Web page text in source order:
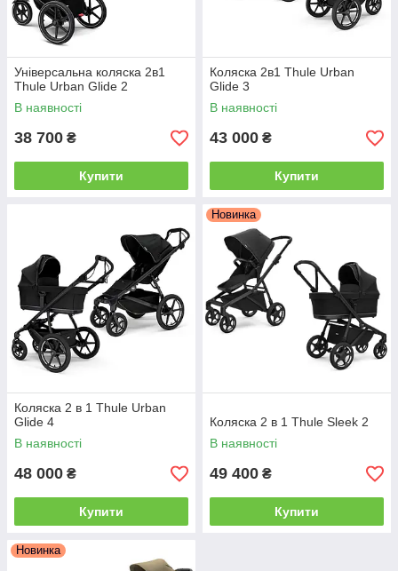
Універсальна коляска 2в1
Thule Urban Glide 2
В наявності
38 700 ₴
Купити
Коляска 2в1 Thule Urban
Glide 3
В наявності
43 000 ₴
Купити
Коляска 2 в 1 Thule Urban
Glide 4
В наявності
48 000 ₴
Купити
Новинка
Коляска 2 в 1 Thule Sleek 2
В наявності
49 400 ₴
Купити
Новинка